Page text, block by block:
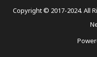
Copyright © 2017-2024. All